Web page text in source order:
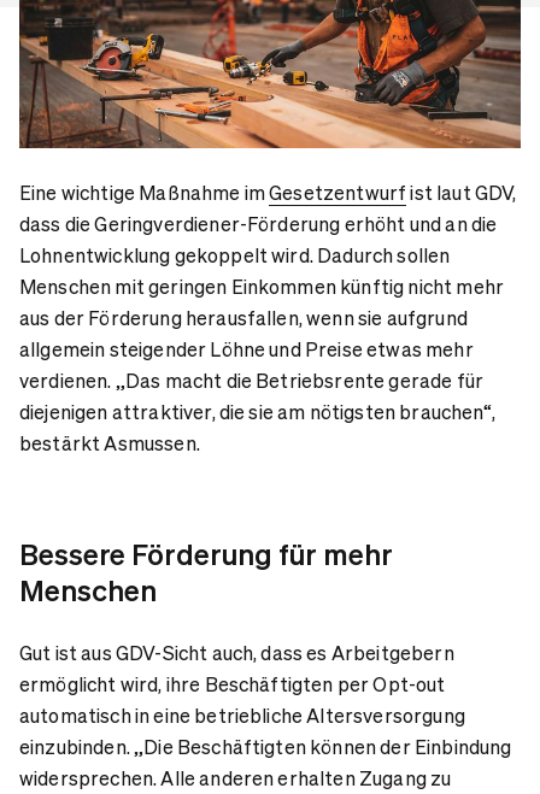
Eine wichtige Maßnahme imGesetzentwurfist laut GDV,
dass die Geringverdiener-Förderung erhöht und an die
Lohnentwicklung gekoppelt wird. Dadurch sollen
Menschen mit geringen Einkommen künftig nicht mehr
aus der Förderung herausfallen, wenn sie aufgrund
allgemein steigender Löhne und Preise etwas mehr
verdienen. „Das macht die Betriebsrente gerade für
diejenigen attraktiver, die sie am nötigsten brauchen“,
bestärkt Asmussen.
Bessere Förderung für mehr
Menschen
Gut ist aus GDV-Sicht auch, dass es Arbeitgebern
ermöglicht wird, ihre Beschäftigten per Opt-out
automatisch in eine betriebliche Altersversorgung
einzubinden. „Die Beschäftigten können der Einbindung
widersprechen. Alle anderen erhalten Zugang zu